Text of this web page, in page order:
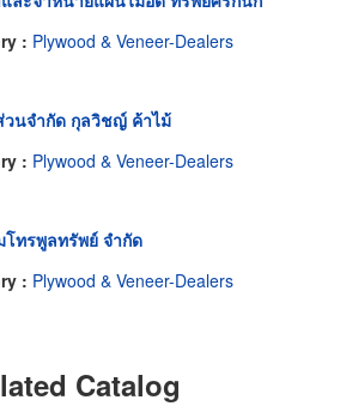
: Plywood & Veneer-Dealers
นจำกัด กุลวิชญ์ ค้าไม้
: Plywood & Veneer-Dealers
โทรพูลทรัพย์ จำกัด
: Plywood & Veneer-Dealers
Catalog